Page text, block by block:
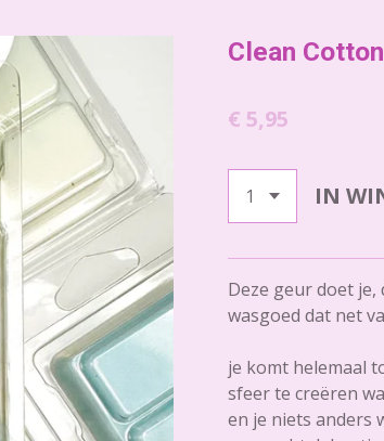
Clean Cotton
€ 5,95
IN
Deze geur doet
wasgoed dat net
je komt helemaal
sfeer te creëren
en je niets anders